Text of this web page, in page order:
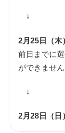
↓
2月25日（木
前日までに
ができません
↓
2月28日（日